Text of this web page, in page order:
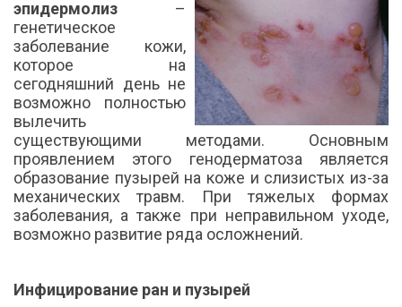
эпидермолиз –
генетическое
заболевание кожи,
которое на
сегодняшний день не
возможно полностью
вылечить
существующими методами. Основным
проявлением этого генодерматоза является
образование пузырей на коже и слизистых из-за
механических травм. При тяжелых формах
заболевания, а также при неправильном уходе,
возможно развитие ряда осложнений.
Инфицирование ран и пузырей